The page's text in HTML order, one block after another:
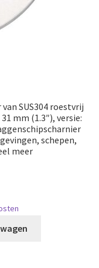
SUS304 roestvrij
mm (1.3″), versie:
schepen,
meer